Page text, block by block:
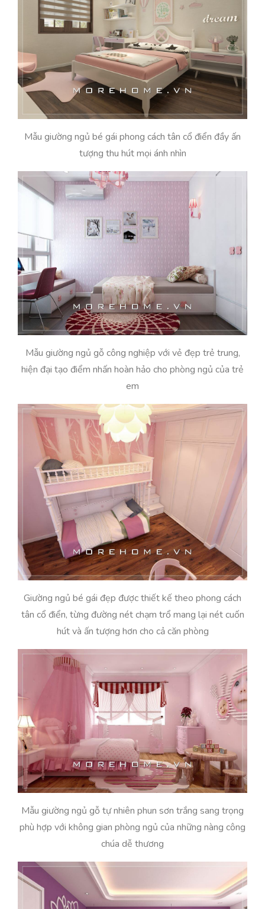
Mẫu giường ngủ bé gái phong cách tân cổ điển đầy ấn
tượng thu hút mọi ánh nhìn
Mẫu giường ngủ gỗ công nghiệp với vẻ đẹp trẻ trung,
hiện đại tạo điểm nhấn hoàn hảo cho phòng ngủ của trẻ
em
Giường ngủ bé gái đẹp được thiết kế theo phong cách
tân cổ điển, từng đường nét chạm trổ mang lại nét cuốn
hút và ấn tượng hơn cho cả căn phòng
Mẫu giường ngủ gỗ tự nhiên phun sơn trắng sang trọng
phù hợp với không gian phòng ngủ của những nàng công
chúa dễ thương